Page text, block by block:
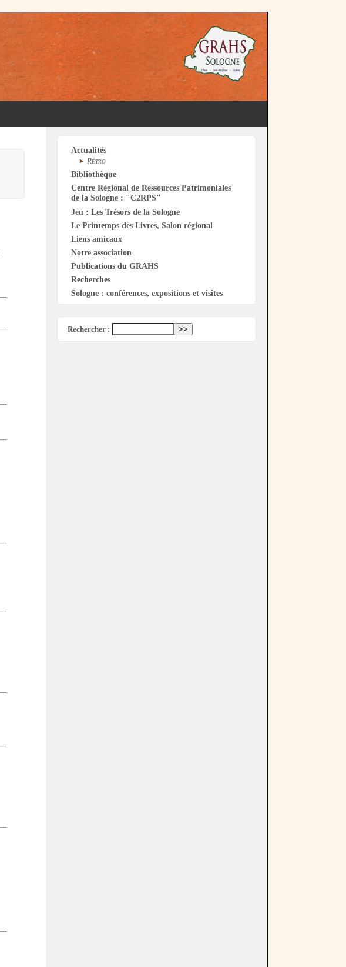
Actualités
Rétro
Bibliothèque
Centre Régional de Ressources Patrimoniales
de la Sologne : "C2RPS"
Jeu : Les Trésors de la Sologne
Le Printemps des Livres, Salon régional
Liens amicaux
Notre association
Publications du GRAHS
Recherches
Sologne : conférences, expositions et visites
Rechercher :